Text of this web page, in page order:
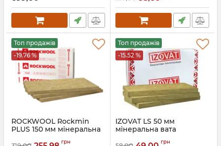
Топ продажів
-19.76 %
ROCKWOOL Rockmin
PLUS 150 мм мінеральна
грн
Топ продажів
-15.52 %
IZOVAT LS 50 мм
мінеральна вата
грн